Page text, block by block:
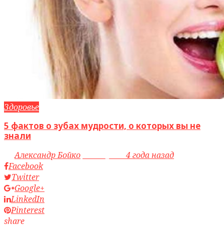
Здоровье
5 фактов о зубах мудрости, о которых вы не
знали
byАлександр Бойко
4 года назад
Facebook
Twitter
Google+
LinkedIn
Pinterest
share